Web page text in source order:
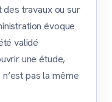
travaux ou sur
évoque
validé
une étude,
pas la même